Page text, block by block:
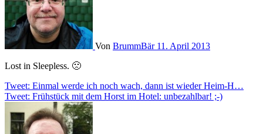
Von BrummBär 11. April 2013
Lost in Sleepless. 🙁
Beitragsnavigation
Tweet: Einmal werde ich noch wach, dann ist wieder Heim-H…
Tweet: Frühstück mit dem Horst im Hotel: unbezahlbar! ;-)